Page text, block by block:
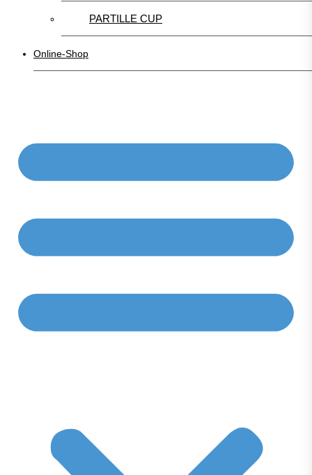
PARTILLE CUP
Online-Shop